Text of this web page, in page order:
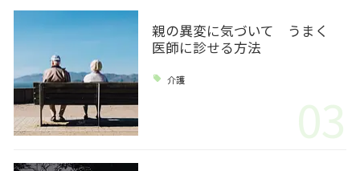
親の異変に気づいて うまく
医師に診せる方法
介護
03